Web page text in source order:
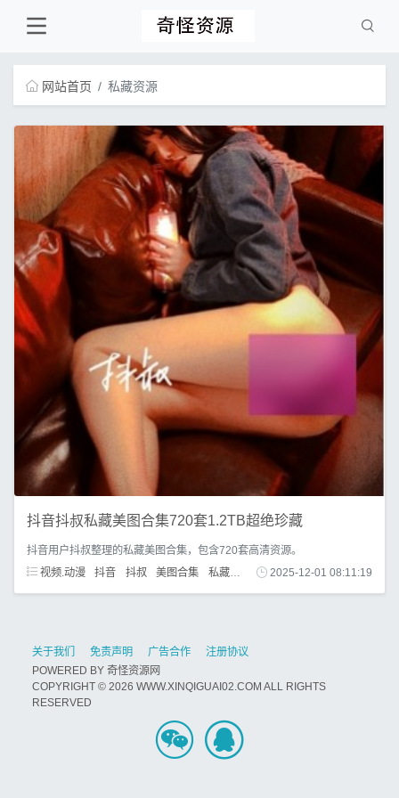
网站首页 私藏资源
抖音抖叔私藏美图合集720套1.2TB超绝珍藏
抖音用户抖叔整理的私藏美图合集，包含720套高清资源。
视频.动漫
抖音 抖叔 美图合集 私藏资源 高清图包
2025-12-01 08:11:19
关于我们 免责声明 广告合作
注册协议
POWERED BY 奇怪资源网
COPYRIGHT © 2026 WWW.XINQIGUAI02.COM ALL RIGHTS
RESERVED